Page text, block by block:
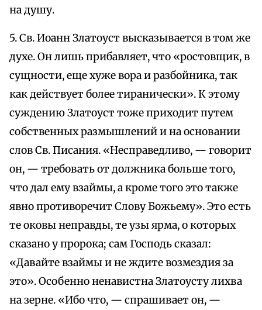
на душу.
5. Св. Иоанн Златоуст высказывается в том же
духе. Он лишь прибавляет, что «ростовщик, в
сущности, еще хуже вора и разбойника, так
как действует более тиранически». К этому
суждению Златоуст тоже приходит путем
собственных размышлений и на основании
слов Св. Писания. «Несправедливо, — говорит
он, — требовать от должника больше того,
что дал ему взаймы, а кроме того это также
явно противоречит Слову Божьему». Это есть
те оковы неправды, те узы ярма, о которых
сказано у пророка; сам Господь сказал:
«Давайте взаймы и не ждите возмездия за
это». Особенно ненавистна Златоусту лихва
на зерне. «Ибо что, — спрашивает он, —